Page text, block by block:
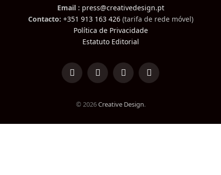
Email : press@creativedesign.pt
Contacto: +351 913 163 426(tarifa de rede móvel)
Política de Privacidade
Estatuto Editorial
LinkedInFacebookInstagramTikTok
© 2026Creative Design.